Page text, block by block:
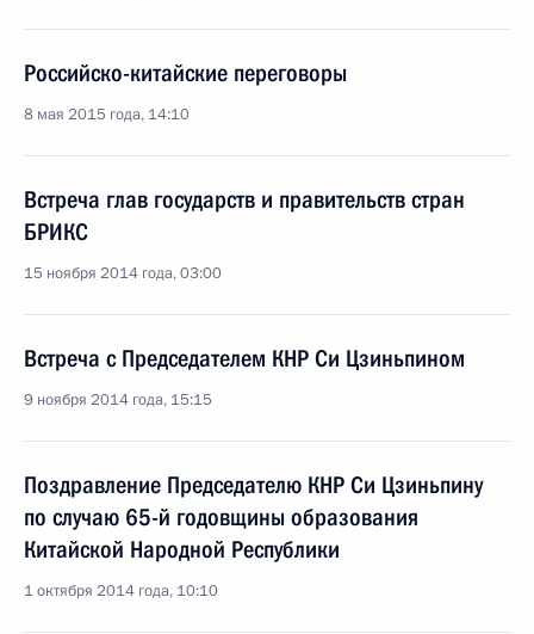
Российско-китайские переговоры
8 мая 2015 года, 14:10
Встреча глав государств и правительств стран
БРИКС
15 ноября 2014 года, 03:00
Встреча с Председателем КНР Си Цзиньпином
9 ноября 2014 года, 15:15
Поздравление Председателю КНР Си Цзиньпину
по случаю 65-й годовщины образования
Китайской Народной Республики
1 октября 2014 года, 10:10